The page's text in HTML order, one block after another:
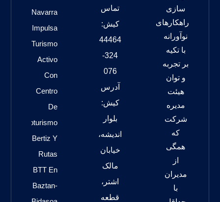
سازی
راهکارهای
نوآورانه
با تکیه
بر تجربه
و توان
هیئت
مدیره
شرکت
که
همگی
از
مدیران
با
تماس
کیش:
44464
324-
076
آدرس
کیش:
بلوار
اندیشه،
خیابان
مالک
اشتر،
قطعه
Navarra
Impulsa
Turismo
Activo
Con
Centro
De
Cicloturismo
Bertiz Y
Rutas
BTT En
Baztan-